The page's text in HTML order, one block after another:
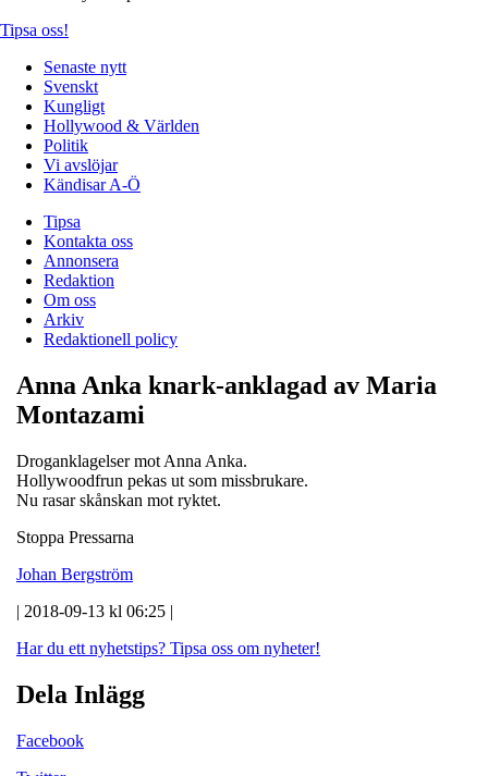
Tipsa oss!
Senaste nytt
Svenskt
Kungligt
Hollywood & Världen
Politik
Vi avslöjar
Kändisar A-Ö
Tipsa
Kontakta oss
Annonsera
Redaktion
Om oss
Arkiv
Redaktionell policy
Anna Anka knark-anklagad av Maria
Montazami
Droganklagelser mot Anna Anka.
Hollywoodfrun pekas ut som missbrukare.
Nu rasar skånskan mot ryktet.
Stoppa Pressarna
Johan Bergström
| 2018-09-13 kl 06:25 |
Har du ett nyhetstips? Tipsa oss om nyheter!
Dela Inlägg
Facebook